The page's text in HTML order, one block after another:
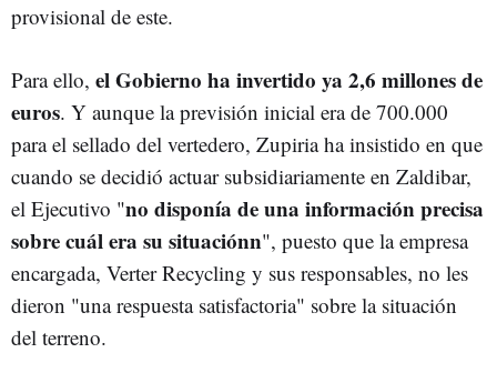
provisional de este.
Para ello, el Gobierno ha invertido ya 2,6 millones de
euros. Y aunque la previsión inicial era de 700.000
para el sellado del vertedero, Zupiria ha insistido en que
cuando se decidió actuar subsidiariamente en Zaldibar,
el Ejecutivo "no disponía de una información precisa
sobre cuál era su situaciónn", puesto que la empresa
encargada, Verter Recycling y sus responsables, no les
dieron "una respuesta satisfactoria" sobre la situación
del terreno.